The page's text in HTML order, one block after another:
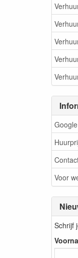
Voor
Schrijf